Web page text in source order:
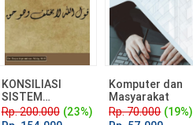
KONSILIASI
SISTEM
MULTIDIMENSIO
NAL DALAM AL-
Rp. 200.000 (23%)
Komputer dan
Masyarakat
Rp. 70.000 (19%)